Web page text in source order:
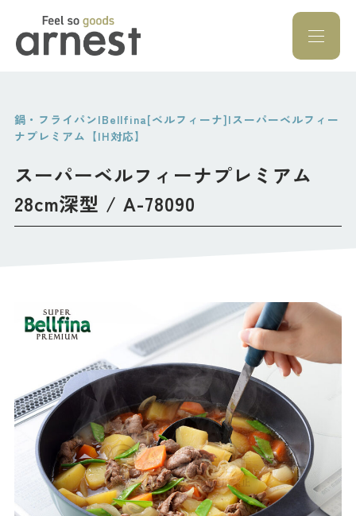
Feel so goods
鍋・フライパン|Bellfina[ベルフィーナ]|スーパーベルフィー
ナプレミアム【IH対応】
スーパーベルフィーナプレミアム
28cm深型 / A-78090